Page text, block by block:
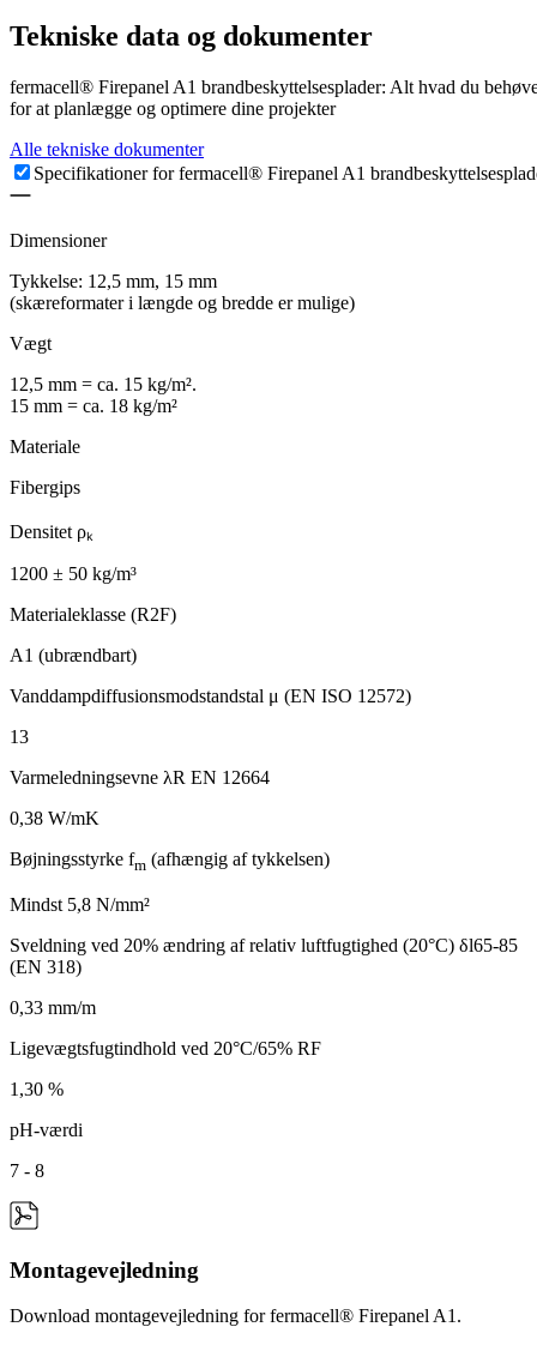
Tekniske data og dokumenter
fermacell® Firepanel A1 brandbeskyttelsesplader: Alt hvad du
for at planlægge og optimere dine projekter
Alle tekniske dokumenter
Specifikationer for fermacell® Firepanel A1
Dimensioner
Tykkelse: 12,5 mm, 15 mm
(skæreformater i længde og bredde er mulige)
Vægt
12,5 mm = ca. 15 kg/m².
15 mm = ca. 18 kg/m²
Materiale
Fibergips
Densitet ρₖ
1200 ± 50 kg/m³
Materialeklasse (R2F)
A1 (ubrændbart)
Vanddampdiffusionsmodstandstal μ (EN ISO 12572)
13
Varmeledningsevne λR EN 12664
0,38 W/mK
Bøjningsstyrke fm (afhængig af tykkelsen)
Mindst 5,8 N/mm²
Sveldning ved 20% ændring af relativ luftfugtighed (20°C) δl65-85
(EN 318)
0,33 mm/m
Ligevægtsfugtindhold ved 20°C/65% RF
1,30 %
pH-værdi
7 - 8
Montagevejledning
Download montagevejledning for fermacell® Firepanel A1.